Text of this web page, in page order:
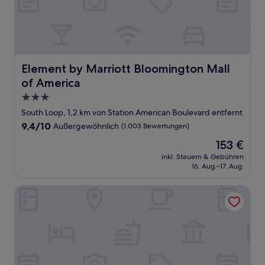
Element by Marriott Bloomington Mall
of America
Element by Marriott Bloomington Mall of America
3.0-
Sterne-
Unterkunft
South Loop, 1,2 km von Station American Boulevard entfernt
9.4
9,4/10 Außergewöhnlich (1.003 Bewertungen)
Der
Preis
beträgt
153 €
inkl. Steuern & Gebühren
16. Aug.–17. Aug.
SpringHill Suites Minneapolis-St Paul Airpt/Mall of